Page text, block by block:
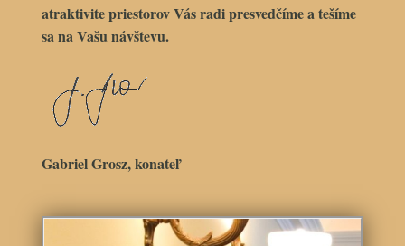
atraktivite priestorov Vás radi presvedčíme a tešíme
sa na Vašu návštevu.
Gabriel Grosz, konateľ